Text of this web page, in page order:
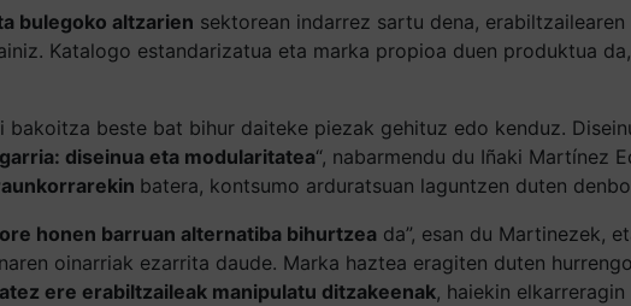
bulegoko altzarien sektorean indarrez sartu dena,
Katalogo estandarizatua eta marka propioa duen produktua da,
bakoitza beste bat bihur daiteke piezak gehituz edo kenduz.
diseinua eta modularitatea“, nabarmendu du Iñaki Martínez
batera, kontsumo arduratsuan laguntzen duten
honen barruan alternatiba bihurtzea da”, esan du Martinezek,
oinarriak ezarrita daude. Marka haztea eragiten duten
ere erabiltzaileak manipulatu ditzakeenak, haiekin